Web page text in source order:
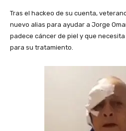
Tras el hackeo de su cuenta,
nuevo alias para ayudar a Jorge
padece cáncer de piel y que
para su tratamiento.